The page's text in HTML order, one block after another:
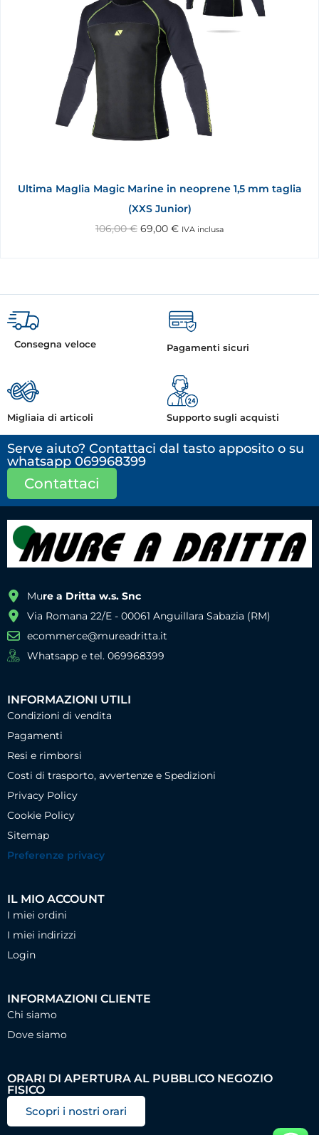
Ultima Maglia Magic Marine in neoprene 1,5 mm taglia
(XXS Junior)
106,00€ 69,00 € IVA inclusa
Consegna veloce Pagamenti sicuri
Migliaia di articoli Supporto sugli acquisti
Serve aiuto? Contattaci dal tasto apposito o su
whatsapp 069968399
Contattaci
Mure a Dritta w.s. Snc
Via Romana 22/E - 00061 Anguillara Sabazia (RM)
ecommerce@mureadritta.it
Whatsapp e tel. 069968399
INFORMAZIONI UTILI
Condizioni di vendita
Pagamenti
Resi e rimborsi
Costi di trasporto, avvertenze e Spedizioni
Privacy Policy
Cookie Policy
Sitemap
Preferenze privacy
IL MIO ACCOUNT
I miei ordini
I miei indirizzi
Login
INFORMAZIONI CLIENTE
Chi siamo
Dove siamo
ORARI DI APERTURA AL PUBBLICO NEGOZIO
FISICO
Scopri i nostri orari